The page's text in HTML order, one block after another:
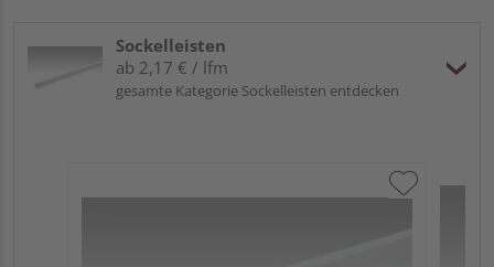
Sockelleisten
ab 2,17 € / lfm
gesamte Kategorie Sockelleisten entdecken